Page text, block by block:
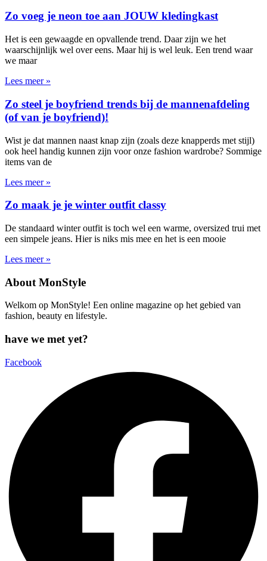
Zo voeg je neon toe aan JOUW kledingkast
Het is een gewaagde en opvallende trend. Daar zijn we het
waarschijnlijk wel over eens. Maar hij is wel leuk. Een trend waar
we maar
Lees meer »
Zo steel je boyfriend trends bij de mannenafdeling
(of van je boyfriend)!
Wist je dat mannen naast knap zijn (zoals deze knapperds met stijl)
ook heel handig kunnen zijn voor onze fashion wardrobe? Sommige
items van de
Lees meer »
Zo maak je je winter outfit classy
De standaard winter outfit is toch wel een warme, oversized trui met
een simpele jeans. Hier is niks mis mee en het is een mooie
Lees meer »
About MonStyle
Welkom op MonStyle! Een online magazine op het gebied van
fashion, beauty en lifestyle.
have we met yet?
Facebook